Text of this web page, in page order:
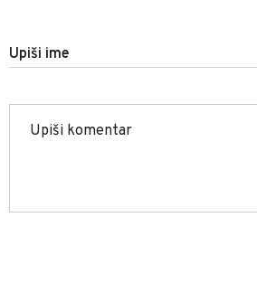
Upiši ime